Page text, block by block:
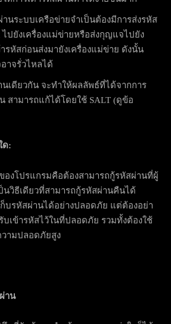
นระบบเครือข่ายจำเป็นต้องมีการส่งรหัส
ไปยังเครื่องแม่ข่ายหรือส่งกุญแจไปยัง
ารหัสก่อนส่งมายังเครื่องแม่ข่าย ดังนั้น
าจรั่วไหลได้
เดียวกัน จะทำให้ผลลัพธ์ที่ได้จากการ
สามารถแก้ได้โดยใช้ SALT (ดูข้อ
ด:
องโปรแกรมคือต้องสามารถกู้รหัสผ่านที่ผู้
วิธีเดียวที่สามารถกู้รหัสผ่านคืนได้
ก็บรหัสผ่านได้อย่างปลอดภัย แต่ต้องอย่า
เข้ารหัสไว้ในที่ปลอดภัย รวมทั้งต้องใช้
ามปลอดภัยสูง
าน